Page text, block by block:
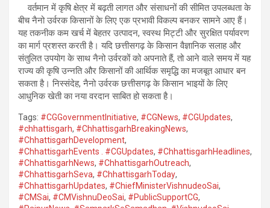
वर्तमान में कृषि क्षेत्र में बढ़ती लागत और संसाधनों की सीमित उपलब्धता के
बीच नैनो उर्वरक किसानों के लिए एक प्रभावी विकल्प बनकर सामने आए हैं।
यह तकनीक कम खर्च में बेहतर उत्पादन, स्वस्थ मिट्टी और सुरक्षित पर्यावरण
का मार्ग प्रशस्त करती है। यदि छत्तीसगढ़ के किसान वैज्ञानिक सलाह और
संतुलित उपयोग के साथ नैनो उर्वरकों को अपनाते हैं, तो आने वाले समय में यह
राज्य की कृषि उन्नति और किसानों की आर्थिक समृद्धि का मजबूत आधार बन
सकता है। निस्संदेह, नैनो उर्वरक छत्तीसगढ़ के किसान भाइयों के लिए
आधुनिक खेती का नया वरदान साबित हो सकता है।
Tags: #CGGovernmentInitiative, #CGNews, #CGUpdates,
#chhattisgarh, #ChhattisgarhBreakingNews,
#ChhattisgarhDevelopment,
#ChhattisgarhEvents . #CGUpdates, #ChhattisgarhHeadlines,
#ChhattisgarhNews, #ChhattisgarhOutreach,
#ChhattisgarhSeva, #ChhattisgarhToday,
#ChhattisgarhUpdates, #ChiefMinisterVishnudeoSai,
#CMSai, #CMVishnuDeoSai, #PublicSupportCG,